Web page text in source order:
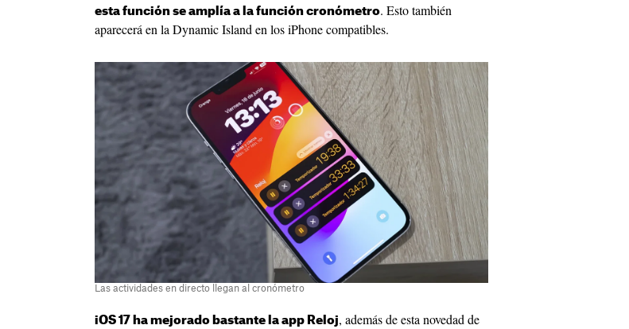
esta función se amplía a la función cronómetro. Esto también
aparecerá en la Dynamic Island en los iPhone compatibles.
Las actividades en directo llegan al cronómetro
iOS 17 ha mejorado bastante la app Reloj, además de esta novedad de